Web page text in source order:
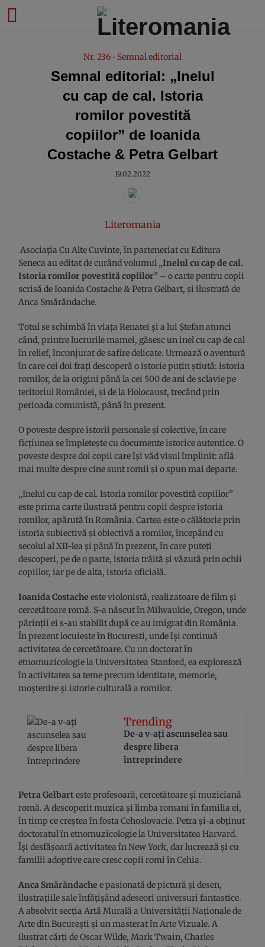
Nr. 236 • Semnal editorial
Semnal editorial: „Inelul
cu cap de cal. Istoria
romilor povestită
copiilor” de Ioanida
Costache & Petra Gelbart
19.02.2022
Literomania
Asociația Cu Alte Cuvinte, în parteneriat cu Editura
Seneca au editat de curând volumul „Inelul cu cap de cal.
Istoria romilor povestită copiilor” – o carte pentru copii
scrisă de Ioanida Costache & Petra Gelbart, și ilustrată de
Anca Smărăndache.
Totul se schimbă în viața Renatei și a lui Ștefan atunci
când, printre lucrurile mamei, găsesc un inel cu cap de cal
în relief, înconjurat de safire delicate. Urmează o aventură
în care cei doi frați descoperă o istorie puțin știută: istoria
romilor, de la origini până la cei 500 de ani de sclavie pe
teritoriul României, și de la Holocaust, trecând prin
perioada comunistă, până în prezent.
O poveste despre istorii personale și colective, în care
ficțiunea se împletește cu documente istorice autentice. O
poveste despre doi copii care își văd visul împlinit: află
mai multe despre cine sunt romii și o spun mai departe.
„Inelul cu cap de cal. Istoria romilor povestită copiilor”
este prima carte ilustrată pentru copii despre istoria
romilor, apărută în România. Cartea este o călătorie prin
istoria subiectivă și obiectivă a romilor, începând cu
secolul al XII-lea și până în prezent, în care puteți
descoperi, pe de o parte, istoria trăită și văzută prin ochii
copiilor, iar pe de alta, istoria oficială.
Ioanida Costache este violonistă, realizatoare de film și
cercetătoare romă. S-a născut în Milwaukie, Oregon, unde
părinții ei s-au stabilit după ce au imigrat din România.
În prezent locuiește în București, unde își continuă
activitatea de cercetătoare. Cu un doctorat în
etnomuzicologie la Universitatea Stanford, ea explorează
în activitatea sa teme precum identitate, memorie,
moștenire și istorie culturală a romilor.
Trending
De-a v-aţi ascunselea sau
despre libera
întreprindere
Petra Gelbarteste profesoară, cercetătoare și muziciană
romă. A descoperit muzica și limba romani în familia ei,
în timp ce creștea în fosta Cehoslovacie. Petra și-a obținut
doctoratul în etnomuzicologie la Universitatea Harvard.
Își desfășoară activitatea în New York, dar lucrează și cu
familii adoptive care cresc copii romi în Cehia.
Anca Smărăndachee pasionată de pictură și desen,
ilustrațiile sale înfățișând adeseori universuri fantastice.
A absolvit secția Artă Murală a Universității Naționale de
Arte din București și un masterat în Arte Vizuale. A
ilustrat cărți de Oscar Wilde, Mark Twain, Charles